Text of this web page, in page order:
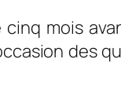
mois
des